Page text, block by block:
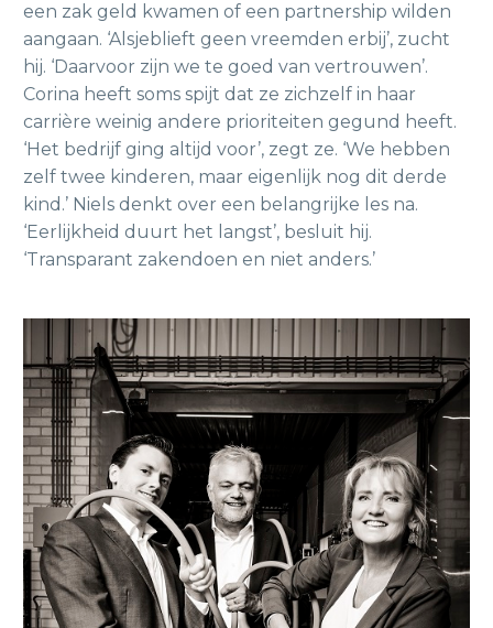
een zak geld kwamen of een partnership wilden
aangaan. ‘Alsjeblieft geen vreemden erbij’, zucht
hij. ‘Daarvoor zijn we te goed van vertrouwen’.
Corina heeft soms spijt dat ze zichzelf in haar
carrière weinig andere prioriteiten gegund heeft.
‘Het bedrijf ging altijd voor’, zegt ze. ‘We hebben
zelf twee kinderen, maar eigenlijk nog dit derde
kind.’ Niels denkt over een belangrijke les na.
‘Eerlijkheid duurt het langst’, besluit hij.
‘Transparant zakendoen en niet anders.’